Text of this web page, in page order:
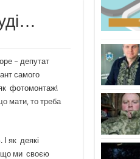
– депутат
самого
як фотомонтаж!
мати, то треба
як деякі
що ми своєю